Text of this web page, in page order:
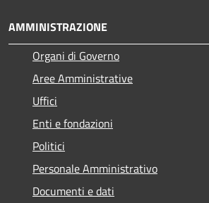
AMMINISTRAZIONE
Organi di Governo
Aree Amministrative
Uffici
Enti e fondazioni
Politici
Personale Amministrativo
Documenti e dati